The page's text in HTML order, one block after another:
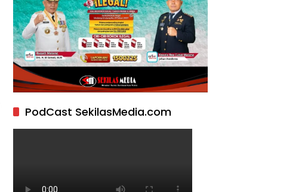
PodCast SekilasMedia.com